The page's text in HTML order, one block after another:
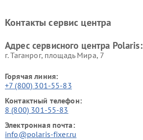
Контакты сервис центра
Адрес сервисного центра Polaris:
г. Таганрог, площадь Мира, 7
Горячая линия:
+7 (800) 301-55-83
Контактный телефон:
8 (800) 301-55-83
Электронная почта:
info@polaris-fixer.ru